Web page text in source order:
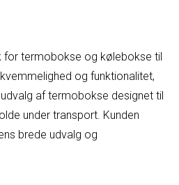
for termobokse og kølebokse til
og funktionalitet,
af termobokse designet til
under transport. Kunden
brede udvalg og